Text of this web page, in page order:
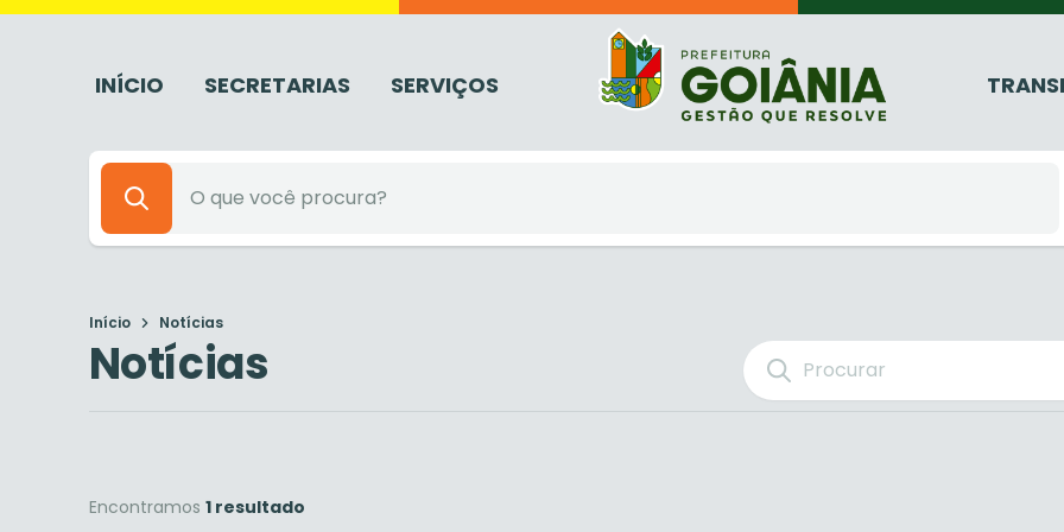
INÍCIO SECRETARIAS SERVIÇOS
Início Notícias
Notícias
Encontramos 1 resultado